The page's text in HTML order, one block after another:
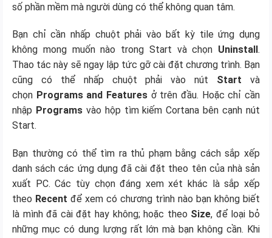
số phần mềm mà người dùng có thể không quan tâm.
Bạn chỉ cần nhấp chuột phải vào bất kỳ tile ứng dụng
không mong muốn nào trong Start và chọn Uninstall .
Thao tác này sẽ ngay lập tức gỡ cài đặt chương trình. Bạn
cũng có thể nhấp chuột phải vào nút Start và
chọn Programs and Features ở trên đầu. Hoặc chỉ cần
nhập Programsvào hộp tìm kiếm Cortana bên cạnh nút
Start.
Bạn thường có thể tìm ra thủ phạm bằng cách sắp xếp
danh sách các ứng dụng đã cài đặt theo tên của nhà sản
xuất PC. Các tùy chọn đáng xem xét khác là sắp xếp
theo Recent để xem có chương trình nào bạn không biết
là mình đã cài đặt hay không; hoặc theo Size, để loại bỏ
những mục có dung lượng rất lớn mà bạn không cần. Khi